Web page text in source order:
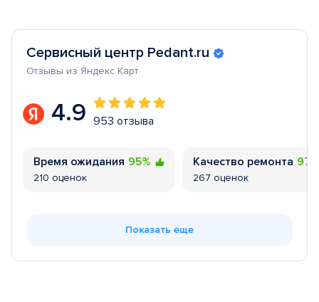
Сервисный центр Pedant.ru
Отзывы из Яндекс Карт
4.9 953 отзыва
Время ожидания 95%
210 оценок
Качество ремонта
267 оценок
Показать еще